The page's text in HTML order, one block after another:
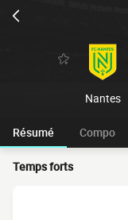
Nantes
Résumé Compo
Temps forts